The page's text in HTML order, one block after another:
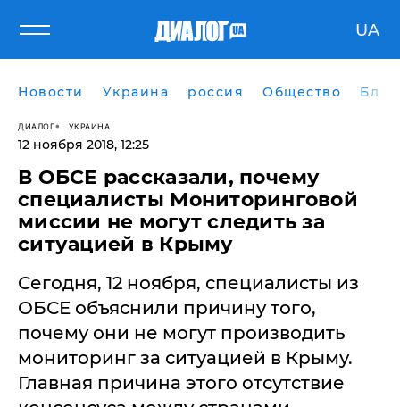
UA
Новости Украина россия Общество
ДИАЛОГ УКРАИНА
12 ноября 2018, 12:25
В ОБСЕ рассказали, почему
специалисты Мониторинговой
миссии не могут следить за
ситуацией в Крыму
Сегодня, 12 ноября, специалисты из
ОБСЕ объяснили причину того,
почему они не могут производить
мониторинг за ситуацией в Крыму.
Главная причина этого отсутствие